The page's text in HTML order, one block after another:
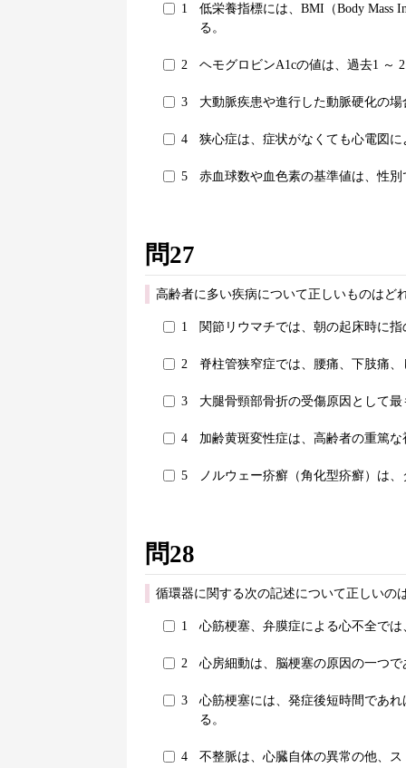
1
低栄養指標には、BMI（Body Mass
る。
2 ヘモグロビンA1cの値は、過去1 ～
3 大動脈疾患や進行した動脈硬化の
4 狭心症は、症状がなくても心電図
5 赤血球数や血色素の基準値は、性
問27
高齢者に多い疾病について正しいものはど
1 関節リウマチでは、朝の起床時に
2 脊柱管狭窄症では、腰痛、下肢痛
3 大腿骨頸部骨折の受傷原因として
4 加齢黄斑変性症は、高齢者の重篤
5 ノルウェー疥癬（角化型疥癬）は
問28
循環器に関する次の記述について正しいの
1 心筋梗塞、弁膜症による心不全で
2 心房細動は、脳梗塞の原因の一つで
3
心筋梗塞には、発症後短時間であ
る。
4 不整脈は、心臓自体の異常の他、